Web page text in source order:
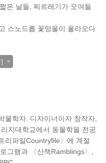
은 날들, 찌르레기가 모여들
스노드롭 꽃망울이 올라오다
물학자. 디자이너이자 창작자,
지대학교에서 동물학을 전공
리파일Countryfile〉에 계절
그램과 〈산책Ramblings〉,